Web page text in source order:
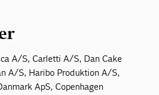
A/S, Carletti A/S, Dan Cake
A/S, Haribo Produktion A/S,
ApS, Copenhagen